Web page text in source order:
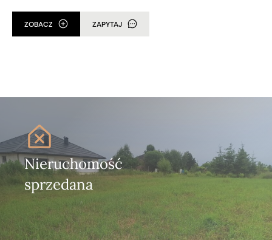
ZOBACZ ZAPYTAJ
Nieruchomość
sprzedana